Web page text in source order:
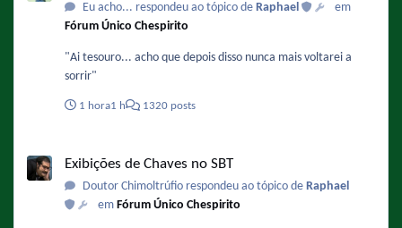
Eu acho... respondeu ao tópico de Raphael
em
Fórum Único Chespirito
"Ai tesouro... acho que depois disso nunca mais voltarei a
sorrir"
1 hora1 h 1320 posts
Exibições de Chaves no SBT
Doutor Chimoltrúfio respondeu ao tópico de Raphael
em Fórum Único Chespirito